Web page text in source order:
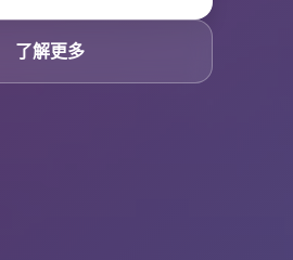
了解更多